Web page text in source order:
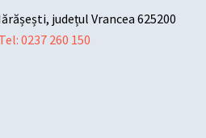
județul Vrancea 625200
Tel: 0237 260 150